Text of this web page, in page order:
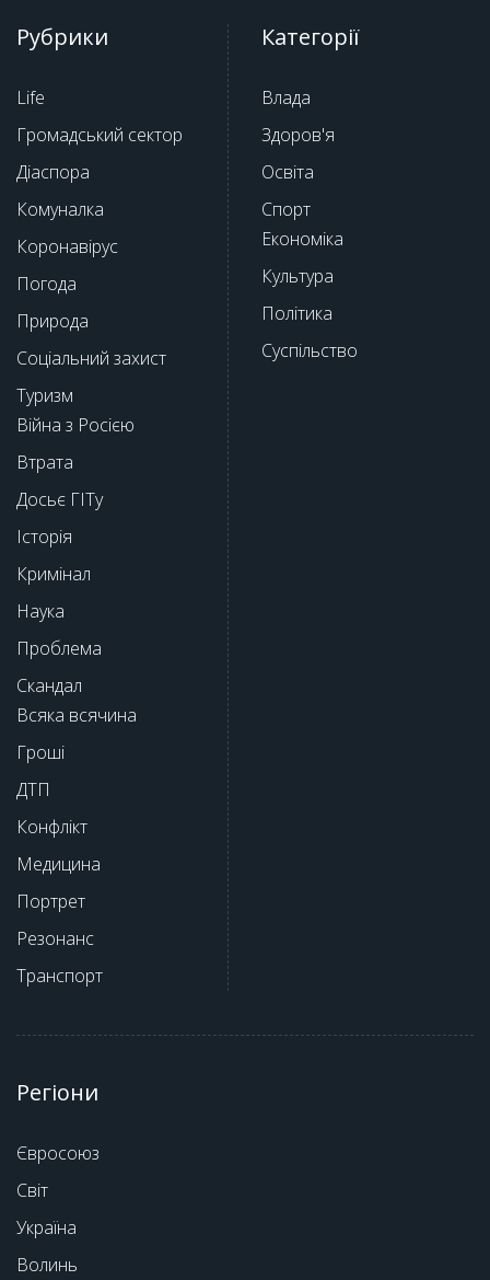
Рубрики
Life
Громадський сектор
Діаспора
Комуналка
Коронавірус
Погода
Природа
Соціальний захист
Туризм
Війна з Росією
Втрата
Досьє ГІТу
Історія
Кримінал
Наука
Проблема
Скандал
Всяка всячина
Гроші
ДТП
Конфлікт
Медицина
Портрет
Резонанс
Транспорт
Категорії
Влада
Здоров'я
Освіта
Спорт
Економіка
Культура
Політика
Суспільство
Регіони
Євросоюз
Світ
Україна
Волинь